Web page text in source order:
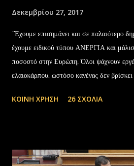
Δεκεμβρίου 27, 2017
΄Έχουμε επισημάνει και σε παλαιότερο
έχουμε ειδικού τύπου ΑΝΕΡΓΙΑ και
ποσοστό στην Ευρώπη. Όλοι ψάχνουν
ελαιοκάρπου, ωστόσο κανένας δεν βρίσκει
στην Ελλάδα, πάλι δεν μας φτάνουν.
ΚΟΙΝΉ ΧΡΉΣΗ 26 ΣΧΌΛΙΑ